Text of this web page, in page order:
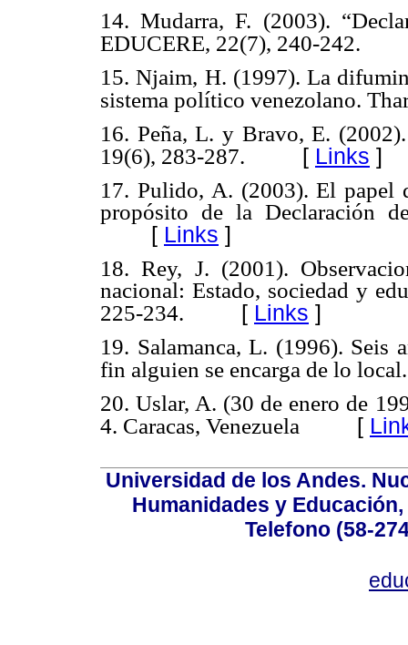
14. Mudarra, F. (2003).
EDUCERE, 22(7), 240-242.
15. Njaim, H. (1997). La
sistema político venezolano.
16. Peña, L. y Bravo, E.
19(6), 283-287. [ Links ]
17. Pulido, A. (2003). El papel
propósito de la Declaración
[ Links ]
18. Rey, J. (2001).
nacional: Estado, sociedad y
225-234. [ Links ]
19. Salamanca, L. (1996). Seis
fin alguien se encarga de lo
20. Uslar, A. (30 de enero de
4. Caracas, Venezuela [
Universidad de los Andes.
Humanidades y
Telefono (58-